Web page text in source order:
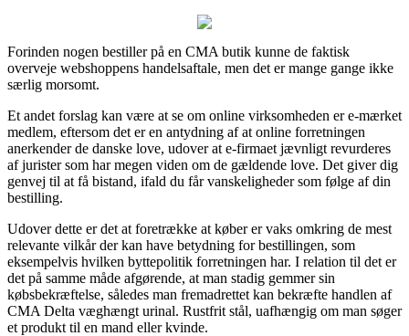
Forinden nogen bestiller på en CMA butik kunne de faktisk
overveje webshoppens handelsaftale, men det er mange gange ikke
særlig morsomt.
Et andet forslag kan være at se om online virksomheden er e-mærket
medlem, eftersom det er en antydning af at online forretningen
anerkender de danske love, udover at e-firmaet jævnligt revurderes
af jurister som har megen viden om de gældende love. Det giver dig
genvej til at få bistand, ifald du får vanskeligheder som følge af din
bestilling.
Udover dette er det at foretrække at køber er vaks omkring de mest
relevante vilkår der kan have betydning for bestillingen, som
eksempelvis hvilken byttepolitik forretningen har. I relation til det er
det på samme måde afgørende, at man stadig gemmer sin
købsbekræftelse, således man fremadrettet kan bekræfte handlen af
CMA Delta væghængt urinal. Rustfrit stål, uafhængig om man søger
et produkt til en mand eller kvinde.